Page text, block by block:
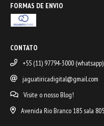
FORMAS DE ENVIO
CONTATO
+55 (11) 97794-3000 (whatsapp)
jaguatiricadigital@gmail.com
Visite o nosso Blog!
Avenida Rio Branco 185 sala